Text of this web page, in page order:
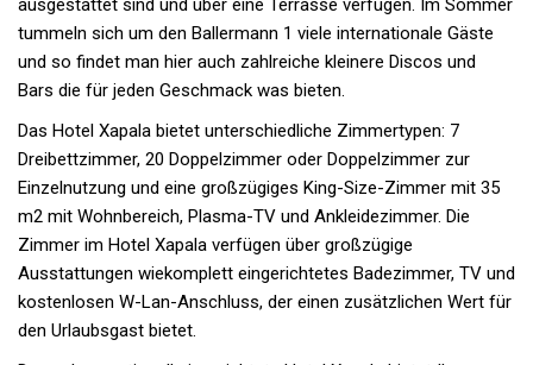
ausgestattet sind und über eine Terrasse verfügen. Im Sommer
tummeln sich um den Ballermann 1 viele internationale Gäste
und so findet man hier auch zahlreiche kleinere Discos und
Bars die für jeden Geschmack was bieten.
Das Hotel Xapala bietet unterschiedliche Zimmertypen: 7
Dreibettzimmer, 20 Doppelzimmer oder Doppelzimmer zur
Einzelnutzung und eine großzügiges King-Size-Zimmer mit 35
m2 mit Wohnbereich, Plasma-TV und Ankleidezimmer. Die
Zimmer im Hotel Xapala verfügen über großzügige
Ausstattungen wiekomplett eingerichtetes Badezimmer, TV und
kostenlosen W-Lan-Anschluss, der einen zusätzlichen Wert für
den Urlaubsgast bietet.